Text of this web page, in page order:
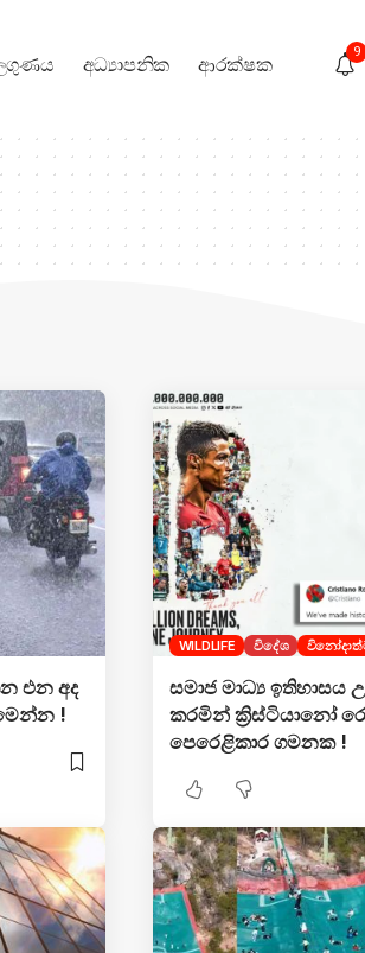
අධ්‍යාපනික ආරක්ෂක
9
එන අද
!
WILDLIFE විදේශ
සමාජ මාධ්‍ය ඉතිහාසය
කරමින් ක්‍රිස්ටියානෝ
පෙරෙළිකාර ගමනක !